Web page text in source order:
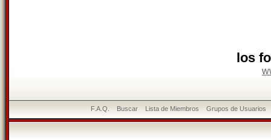
los
F.A.Q. Buscar Lista de Miembros Grupos de Usuarios